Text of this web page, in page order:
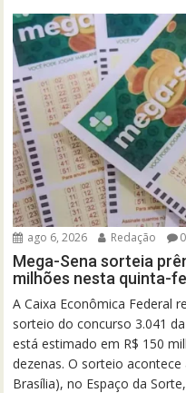
ago 6, 2026 Redação 0
Mega-Sena sorteia
milhões nesta quinta-
A Caixa Econômica Federal
sorteio do concurso 3.041
está estimado em R$ 150
dezenas. O sorteio
Brasília), no Espaço da